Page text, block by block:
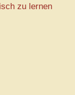
zu lernen